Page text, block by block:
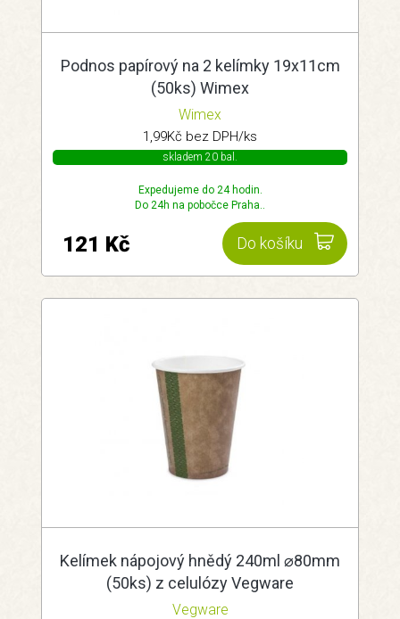
Podnos papírový na 2 kelímky 19x11cm
(50ks) Wimex
Wimex
1,99Kč bez DPH/ks
skladem 20 bal.
Expedujeme do 24 hodin.
Do 24h na pobočce Praha..
Do košíku
121 Kč
Kelímek nápojový hnědý 240ml ⌀80mm
(50ks) z celulózy Vegware
Vegware